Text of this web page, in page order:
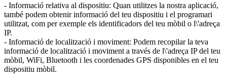
- Informació relativa al dispositiu: Quan utilitzes la nostra aplicació,
també podem obtenir informació del teu dispositiu i el programari
utilitzat, com per exemple els identificadors del teu mòbil o l\'adreça
IP.
- Informació de localització i moviment: Podem recopilar la teva
informació de localització i moviment a través de l\'adreça IP del teu
mòbil, WiFi, Bluetooth i les coordenades GPS disponibles en el teu
dispositiu mòbil.